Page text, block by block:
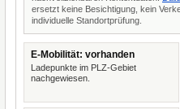
ersetzt keine Besichtigung, kein
individuelle Standortprüfung.
E-Mobilität: vorhanden
Ladepunkte im PLZ-Gebiet
nachgewiesen.